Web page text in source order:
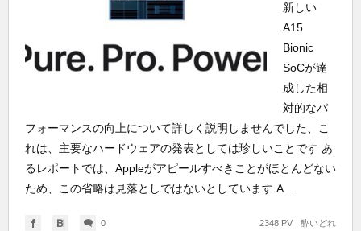
新しい
A15
Bionic
SoCが達
成した相
対的なパ
フォーマンスの向上について詳しく説明しませんでした、こ
れは、主要なハードウェアの発表としては珍しいことです あ
るレポートでは、Appleがアピールすべきことがほとんどない
ため、この省略は見落としではないとしています A...
0 酔いどれ
2348 PV